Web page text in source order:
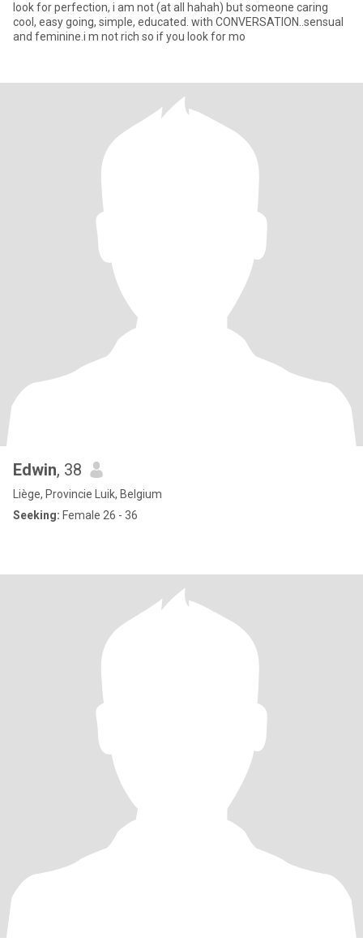
look for perfection, i am not (at all hahah) but someone caring
cool, easy going, simple, educated. with CONVERSATION..sensual
and feminine.i m not rich so if you look for mo
Edwin, 38
Liège, Provincie Luik, Belgium
Seeking: Female 26 - 36